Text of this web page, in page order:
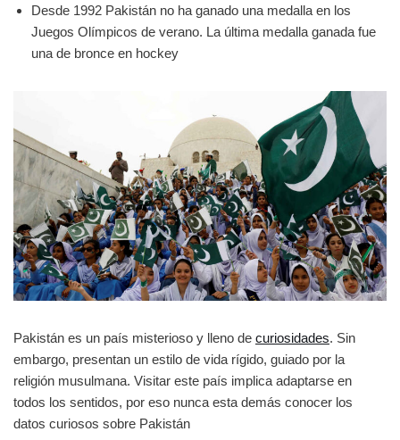
Desde 1992 Pakistán no ha ganado una medalla en los
Juegos Olímpicos de verano. La última medalla ganada fue
una de bronce en hockey
Pakistán es un país misterioso y lleno de curiosidades. Sin
embargo, presentan un estilo de vida rígido, guiado por la
religión musulmana. Visitar este país implica adaptarse en
todos los sentidos, por eso nunca esta demás conocer los
datos curiosos sobre Pakistán